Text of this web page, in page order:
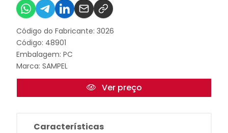
Código do Fabricante: 3026
Código: 48901
Embalagem: PC
Marca: SAMPEL
Ver preço
Características